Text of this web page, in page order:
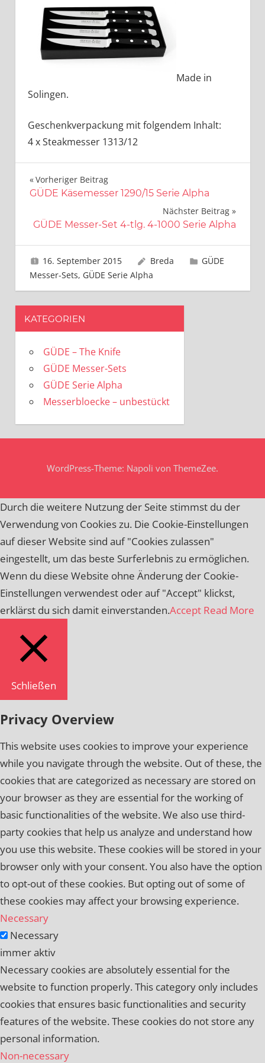
Made in
Solingen.
Geschenkverpackung mit folgendem Inhalt:
4 x Steakmesser 1313/12
Beitragsnavigation
Vorheriger Beitrag
GÜDE Käsemesser 1290/15 Serie Alpha
Nächster Beitrag
GÜDE Messer-Set 4-tlg. 4-1000 Serie Alpha
16. September 2015 Breda
GÜDE
Messer-Sets, GÜDE Serie Alpha
KATEGORIEN
GÜDE – The Knife
GÜDE Messer-Sets
GÜDE Serie Alpha
Messerbloecke – unbestückt
WordPress-Theme: Napoli von ThemeZee.
Durch die weitere Nutzung der Seite stimmst du der
Verwendung von Cookies zu. Die Cookie-Einstellungen
auf dieser Website sind auf "Cookies zulassen"
eingestellt, um das beste Surferlebnis zu ermöglichen.
Wenn du diese Website ohne Änderung der Cookie-
Einstellungen verwendest oder auf "Accept" klickst,
erklärst du sich damit einverstanden.Accept Read More
Schließen
Privacy Overview
This website uses cookies to improve your experience
while you navigate through the website. Out of these, the
cookies that are categorized as necessary are stored on
your browser as they are essential for the working of
basic functionalities of the website. We also use third-
party cookies that help us analyze and understand how
you use this website. These cookies will be stored in your
browser only with your consent. You also have the option
to opt-out of these cookies. But opting out of some of
these cookies may affect your browsing experience.
Necessary
Necessary
immer aktiv
Necessary cookies are absolutely essential for the
website to function properly. This category only includes
cookies that ensures basic functionalities and security
features of the website. These cookies do not store any
personal information.
Non-necessary